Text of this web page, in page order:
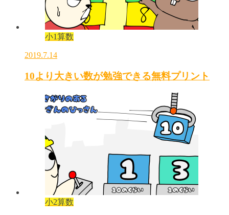
小1算数
2019.7.14
10より大きい数が勉強できる無料プリント
小2算数